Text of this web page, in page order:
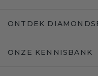
ONTDEK
ONZE KENNISBANK